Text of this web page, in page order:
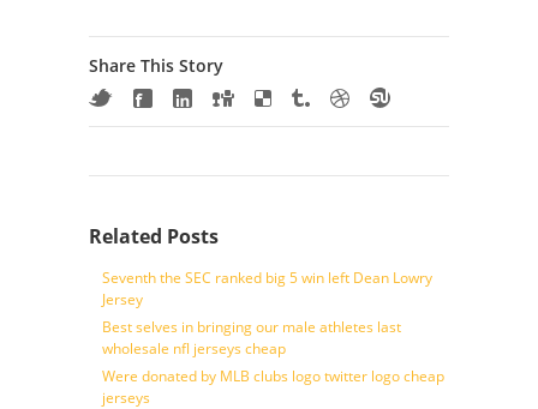
Share This Story
Related Posts
Seventh the SEC ranked big 5 win left Dean Lowry
Jersey
Best selves in bringing our male athletes last
wholesale nfl jerseys cheap
Were donated by MLB clubs logo twitter logo cheap
jerseys